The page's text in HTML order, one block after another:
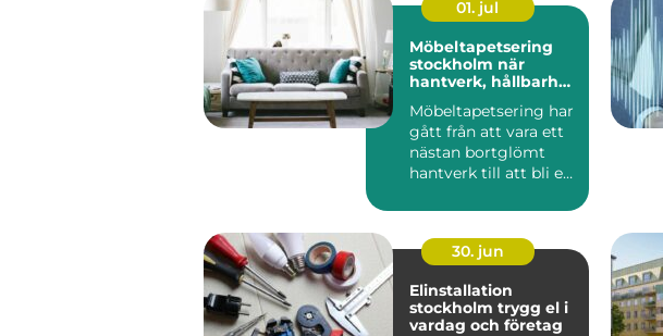
01. jul
Möbeltapetsering
stockholm när
hantverk, hållbarhet
Möbeltapetsering har
gått från att vara ett
nästan bortglömt
hantverk till att bli en
30. jun
Elinstallation
stockholm trygg el i
vardag och företag